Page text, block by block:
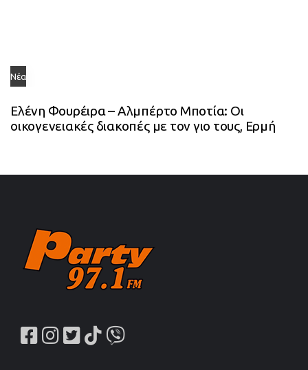
Νέα
Ελένη Φουρέιρα – Αλμπέρτο Μποτία: Οι
οικογενειακές διακοπές με τον γιο τους, Ερμή